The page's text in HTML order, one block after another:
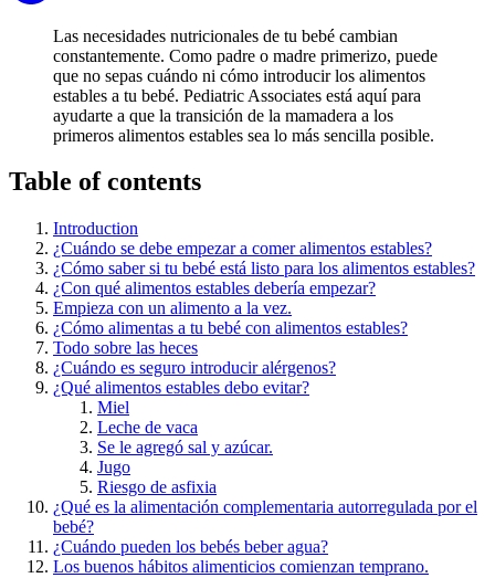
Las necesidades nutricionales de tu bebé cambian
constantemente. Como padre o madre primerizo, puede
que no sepas cuándo ni cómo introducir los alimentos
estables a tu bebé. Pediatric Associates está aquí para
ayudarte a que la transición de la mamadera a los
primeros alimentos estables sea lo más sencilla posible.
Table of contents
Introduction
¿Cuándo se debe empezar a comer alimentos estables?
¿Cómo saber si tu bebé está listo para los alimentos estables?
¿Con qué alimentos estables debería empezar?
Empieza con un alimento a la vez.
¿Cómo alimentas a tu bebé con alimentos estables?
Todo sobre las heces
¿Cuándo es seguro introducir alérgenos?
¿Qué alimentos estables debo evitar?
Miel
Leche de vaca
Se le agregó sal y azúcar.
Jugo
Riesgo de asfixia
¿Qué es la alimentación complementaria autorregulada por el
bebé?
¿Cuándo pueden los bebés beber agua?
Los buenos hábitos alimenticios comienzan temprano.